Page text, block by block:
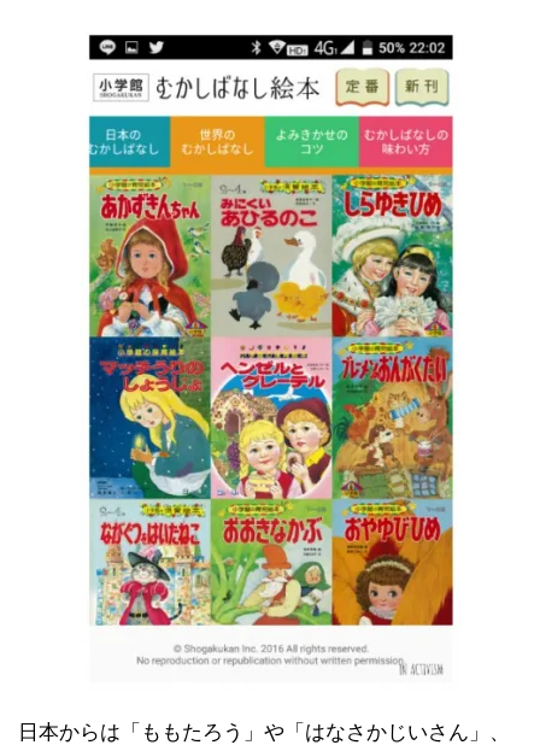
日本からは「ももたろう」や「はなさかじいさん」、